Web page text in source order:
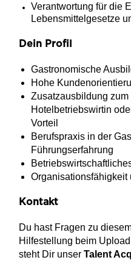
Verantwortung für die
Lebensmittelgesetze
Dein Profil
Gastronomische
Hohe
Zusatzausbildung
Hotelbetriebswirtin
Vorteil
Berufspraxis in der
Führungserfahrung
Organisationsfähigkeit
Kontakt
Du hast Fragen zu
Hilfestellung beim
steht Dir unser Talent